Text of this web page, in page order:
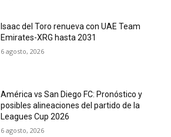
Isaac del Toro renueva con UAE Team
Emirates-XRG hasta 2031
6 agosto, 2026
América vs San Diego FC: Pronóstico y
posibles alineaciones del partido de la
Leagues Cup 2026
6 agosto, 2026